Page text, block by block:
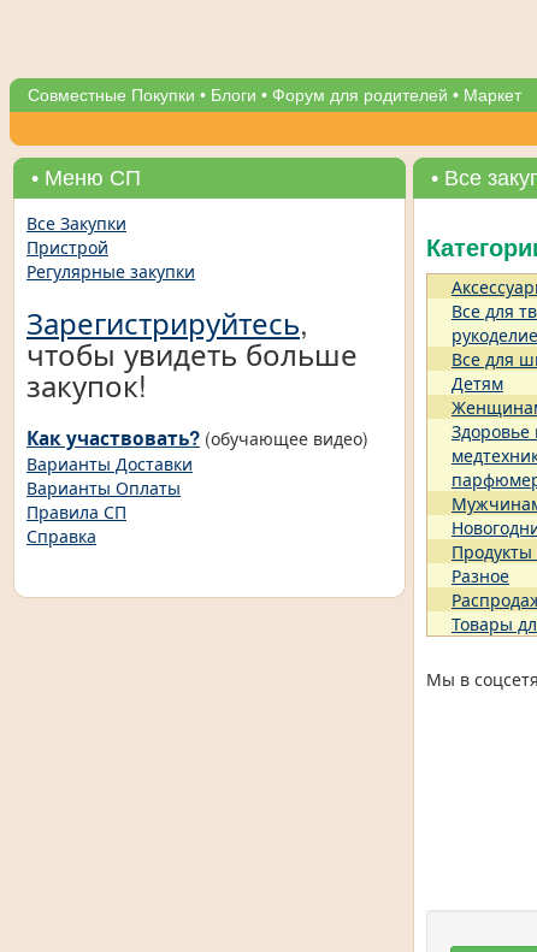
Совместные Покупки • Блоги • Форум для родителей • Маркет
• Меню СП
Все Закупки
Пристрой
Регулярные закупки
Зарегистрируйтесь,
чтобы увидеть больше
закупок!
Как участвовать? (обучающее видео)
Варианты Доставки
Варианты Оплаты
Правила СП
Справка
• Все
Все для
рукоделие
Все для
Детям
Здоровье
Разное
Товары
Мы в